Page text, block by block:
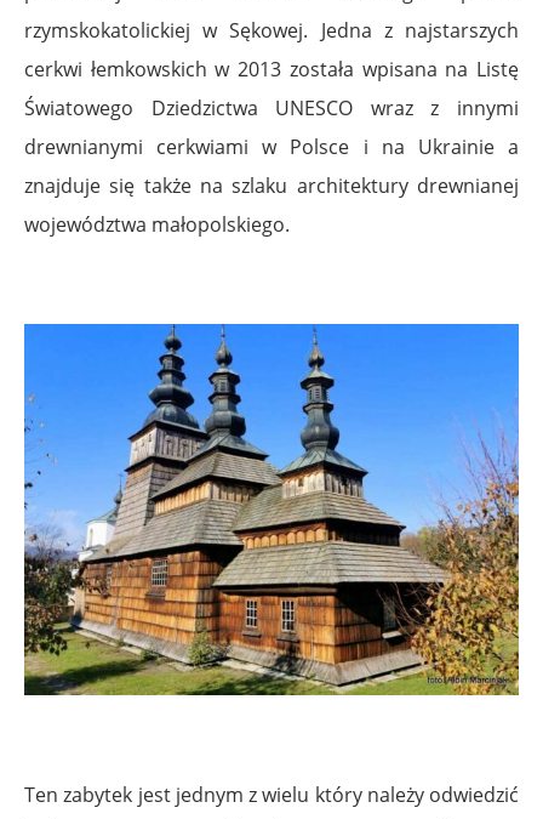
rzymskokatolickiej w Sękowej. Jedna z najstarszych
cerkwi łemkowskich w 2013 została wpisana na Listę
Światowego Dziedzictwa UNESCO wraz z innymi
drewnianymi cerkwiami w Polsce i na Ukrainie a
znajduje się także na szlaku architektury drewnianej
województwa małopolskiego.
Ten zabytek jest jednym z wielu który należy odwiedzić